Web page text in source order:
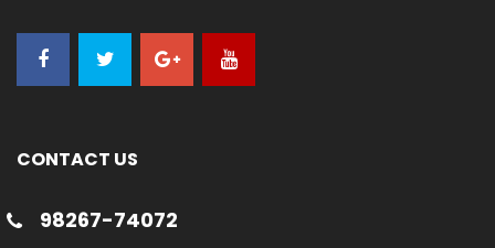
CONTACT US
98267-74072